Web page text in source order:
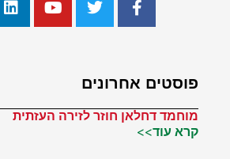
פוסטים אחרונים
מוחמד דחלאן חוזר לזירה העזתית
קרא עוד>>